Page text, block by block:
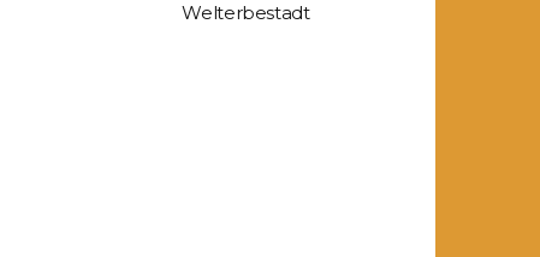
Welterbestadt